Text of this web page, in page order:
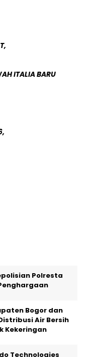
ITALIA BARU
Polresta
Bogor dan
Air Bersih
Kekeringan
Technologies